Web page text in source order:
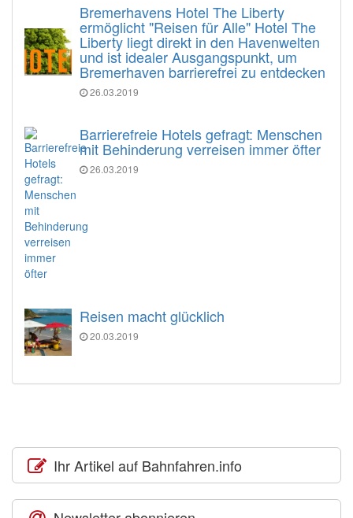
Bremerhavens Hotel The Liberty
ermöglicht "Reisen für Alle" Hotel The
Liberty liegt direkt in den Havenwelten
und ist idealer Ausgangspunkt, um
Bremerhaven barrierefrei zu entdecken
26.03.2019
Barrierefreie Hotels gefragt: Menschen
mit Behinderung verreisen immer öfter
26.03.2019
Reisen macht glücklich
20.03.2019
Ihr Artikel auf Bahnfahren.info